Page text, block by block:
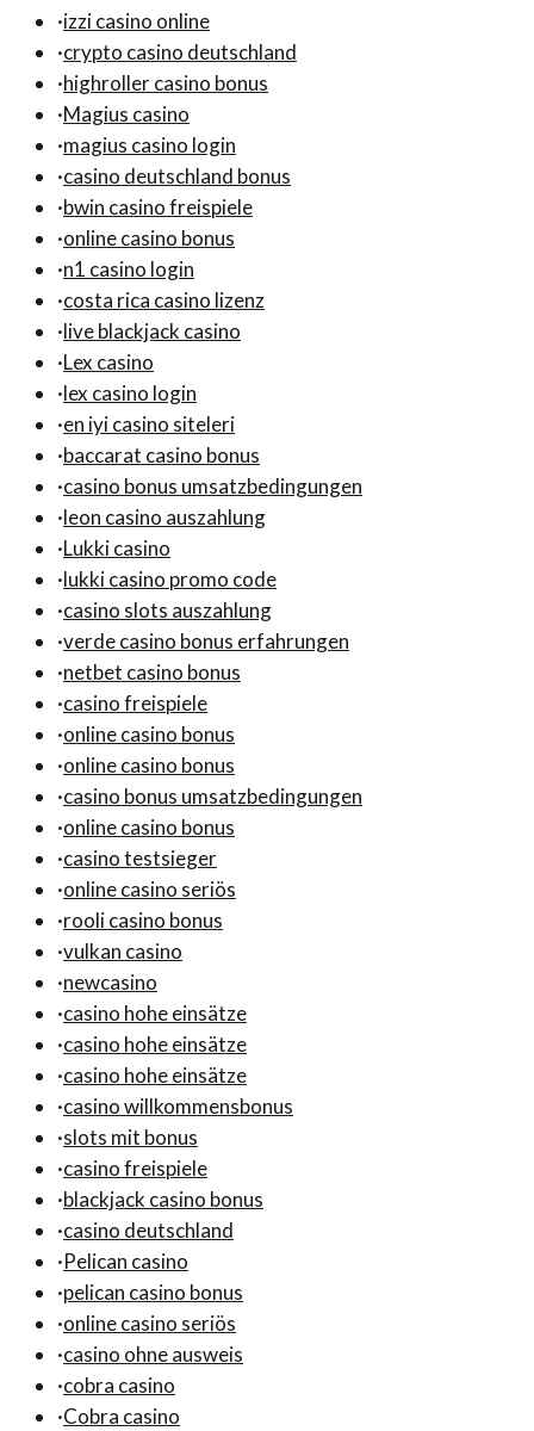
·izzi casino online
·crypto casino deutschland
·highroller casino bonus
·Magius casino
·magius casino login
·casino deutschland bonus
·bwin casino freispiele
·online casino bonus
·n1 casino login
·costa rica casino lizenz
·live blackjack casino
·Lex casino
·lex casino login
·en iyi casino siteleri
·baccarat casino bonus
·casino bonus umsatzbedingungen
·leon casino auszahlung
·Lukki casino
·lukki casino promo code
·casino slots auszahlung
·verde casino bonus erfahrungen
·netbet casino bonus
·casino freispiele
·online casino bonus
·online casino bonus
·casino bonus umsatzbedingungen
·online casino bonus
·casino testsieger
·online casino seriös
·rooli casino bonus
·vulkan casino
·newcasino
·casino hohe einsätze
·casino hohe einsätze
·casino hohe einsätze
·casino willkommensbonus
·slots mit bonus
·casino freispiele
·blackjack casino bonus
·casino deutschland
·Pelican casino
·pelican casino bonus
·online casino seriös
·casino ohne ausweis
·cobra casino
·Cobra casino